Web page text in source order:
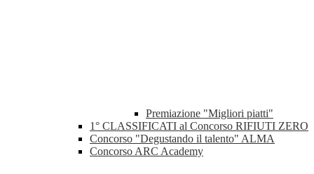
Premiazione "Migliori piatti"
1° CLASSIFICATI al Concorso RIFIUTI ZERO
Concorso "Degustando il talento" ALMA
Concorso ARC Academy